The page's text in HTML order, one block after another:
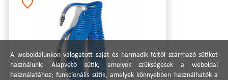
A weboldalunkon válogatott saját és harmadik féltől származó sütiket
használunk: Alapvető sütik, amelyek szükségesek a weboldal
használatához; funkcionális sütik, amelyek könnyebben használhatók a